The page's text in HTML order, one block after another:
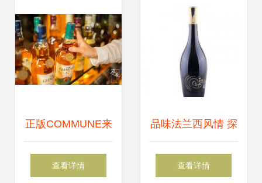
正版COMMUNE来
了！潮人最爱的餐
查看详情
品味法兰西风情 探
索优质法国科罗纳
查看详情